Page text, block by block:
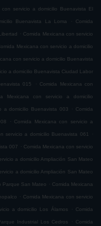
con servicio a domicilio Buenavista El
Buenavista La Loma . Comida
. Comida Mexicana con servicio
Mexicana con servicio a domicilio
con servicio a domicilio Buenavista
a domicilio Buenavista Ciudad Labor
015 . Comida Mexicana con
Mexicana con servicio a domicilio
a domicilio Buenavista 003 . Comida
. Comida Mexicana con servicio a
servicio a domicilio Buenavista 061 .
007 . Comida Mexicana con servicio
a domicilio Ampliación San Mateo
a domicilio Ampliación San Mateo
Parque San Mateo . Comida Mexicana
. Comida Mexicana con servicio
a domicilio Los Álamos . Comida
Industrial Los Cedros . Comida